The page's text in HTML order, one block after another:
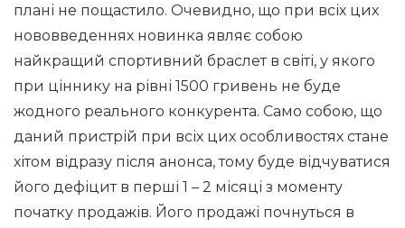
плані не пощастило. Очевидно, що при всіх цих
нововведеннях новинка являє собою
найкращий спортивний браслет в світі, у якого
при ціннику на рівні 1500 гривень не буде
жодного реального конкурента. Само собою, що
даний пристрій при всіх цих особливостях стане
хітом відразу після анонса, тому буде відчуватися
його дефіцит в перші 1 – 2 місяці з моменту
початку продажів. Його продажі почнуться в